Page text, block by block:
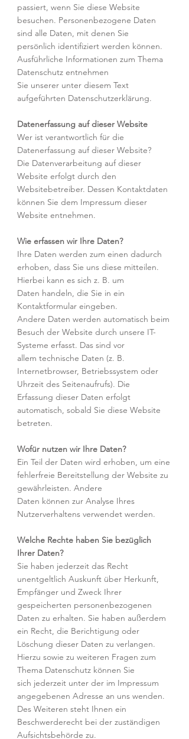
passiert, wenn Sie diese Website
besuchen. Personenbezogene Daten
sind alle Daten, mit denen Sie
persönlich identifiziert werden können.
Ausführliche Informationen zum Thema
Datenschutz entnehmen
Sie unserer unter diesem Text
aufgeführten Datenschutzerklärung.
Datenerfassung auf dieser Website
Wer ist verantwortlich für die
Datenerfassung auf dieser Website?
Die Datenverarbeitung auf dieser
Website erfolgt durch den
Websitebetreiber. Dessen Kontaktdaten
können Sie dem Impressum dieser
Website entnehmen.
Wie erfassen wir Ihre Daten?
Ihre Daten werden zum einen dadurch
erhoben, dass Sie uns diese mitteilen.
Hierbei kann es sich z. B. um
Daten handeln, die Sie in ein
Kontaktformular eingeben.
Andere Daten werden automatisch beim
Besuch der Website durch unsere IT-
Systeme erfasst. Das sind vor
allem technische Daten (z. B.
Internetbrowser, Betriebssystem oder
Uhrzeit des Seitenaufrufs). Die
Erfassung dieser Daten erfolgt
automatisch, sobald Sie diese Website
betreten.
Wofür nutzen wir Ihre Daten?
Ein Teil der Daten wird erhoben, um eine
fehlerfreie Bereitstellung der Website zu
gewährleisten. Andere
Daten können zur Analyse Ihres
Nutzerverhaltens verwendet werden.
Welche Rechte haben Sie bezüglich
Ihrer Daten?
Sie haben jederzeit das Recht
unentgeltlich Auskunft über Herkunft,
Empfänger und Zweck Ihrer
gespeicherten personenbezogenen
Daten zu erhalten. Sie haben außerdem
ein Recht, die Berichtigung oder
Löschung dieser Daten zu verlangen.
Hierzu sowie zu weiteren Fragen zum
Thema Datenschutz können Sie
sich jederzeit unter der im Impressum
angegebenen Adresse an uns wenden.
Des Weiteren steht Ihnen ein
Beschwerderecht bei der zuständigen
Aufsichtsbehörde zu.